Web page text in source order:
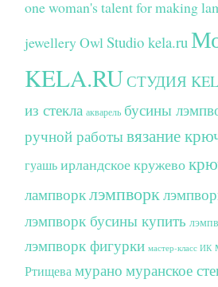
one woman's talent for making
jewelleryOwlStudio kela.ru
KELA.RUСТУДИЯ
из стекла акварель бусины
ручной работывязание
гуашьирландское кружево
лампворклэмпворк
лэмпворк бусины купить
лэмпворк фигурки мастер-класс ИК
Ртищевамурано муранское